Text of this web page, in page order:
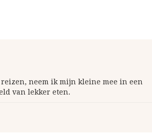
neem ik mijn kleine mee in een
van lekker eten.